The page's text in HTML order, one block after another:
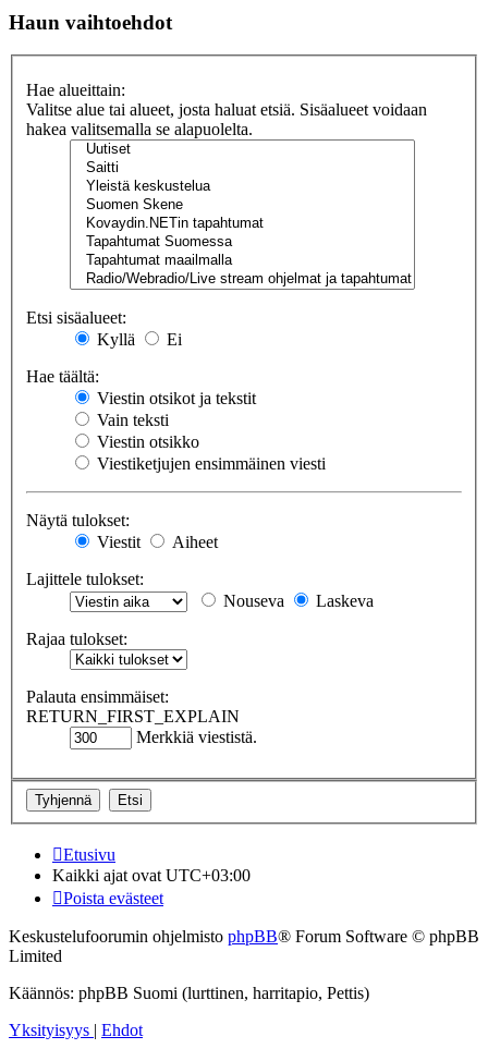
Haun vaihtoehdot
Hae alueittain:
Valitse alue tai alueet, josta haluat etsiä. Sisäalueet voidaan
hakea valitsemalla se alapuolelta.
Etsi sisäalueet:
Kyllä
Ei
Hae täältä:
Viestin otsikot ja tekstit
Vain teksti
Viestin otsikko
Viestiketjujen ensimmäinen viesti
Näytä tulokset:
Viestit
Aiheet
Lajittele tulokset:
Nouseva
Laskeva
Rajaa tulokset:
Palauta ensimmäiset:
RETURN_FIRST_EXPLAIN
Merkkiä viestistä.
Etusivu
Kaikki ajat ovat UTC+03:00
Poista evästeet
Keskustelufoorumin ohjelmisto phpBB® Forum Software © phpBB
Limited
Käännös: phpBB Suomi (lurttinen, harritapio, Pettis)
Yksityisyys | Ehdot